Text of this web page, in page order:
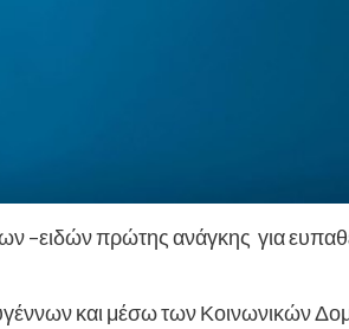
πρώτης ανάγκης για
και μέσω των Κοινωνικών